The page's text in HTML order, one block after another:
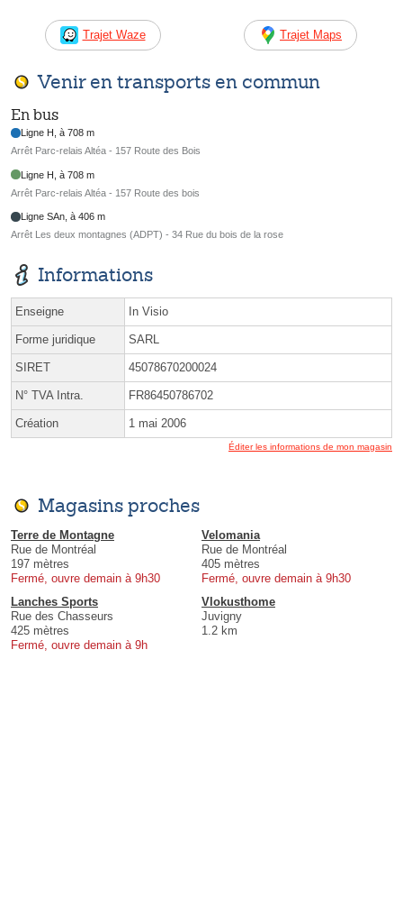
Trajet Waze Trajet Maps
Venir en transports en commun
En bus
Ligne H, à 708 m
Arrêt Parc-relais Altéa - 157 Route des Bois
Ligne H, à 708 m
Arrêt Parc-relais Altéa - 157 Route des bois
Ligne SAn, à 406 m
Arrêt Les deux montagnes (ADPT) - 34 Rue du bois de la rose
Informations
Enseigne In Visio
Forme juridique SARL
SIRET 45078670200024
N° TVA Intra. FR86450786702
Création 1 mai 2006
Éditer les informations de mon magasin
Magasins proches
Terre de Montagne
Rue de Montréal
197 mètres
Fermé, ouvre demain à 9h30
Velomania
Rue de Montréal
405 mètres
Fermé, ouvre demain à 9h30
Lanches Sports
Rue des Chasseurs
425 mètres
Fermé, ouvre demain à 9h
Vlokusthome
Juvigny
1.2 km